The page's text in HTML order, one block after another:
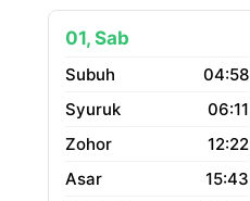
01, Sab
04:58
06:11
12:22
15:43